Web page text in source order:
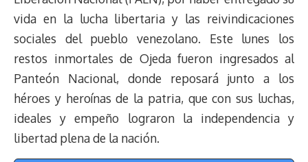
vida en la lucha libertaria y las reivindicaciones
sociales del pueblo venezolano. Este lunes los
restos inmortales de Ojeda fueron ingresados al
Panteón Nacional, donde reposará junto a los
héroes y heroínas de la patria, que con sus luchas,
ideales y empeño lograron la independencia y
libertad plena de la nación.